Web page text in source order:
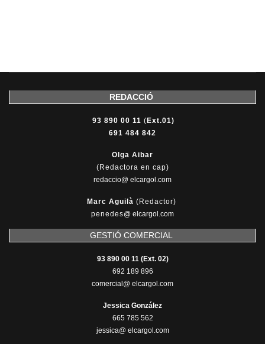
REDACCIÓ
93 890 00 11 ( Ext.01)
691 484 842
Olga Aibar
(Redactora en cap)
redaccio@ elcargol.com
Marc Aguilà (Redactor)
penedes@ elcargol.com
GESTIÓ COMERCIAL
93 890 00 11 (Ext. 02)
692 189 896
comercial@ elcargol.com
Jessica González
665 785 562
jessica@ elcargol.com